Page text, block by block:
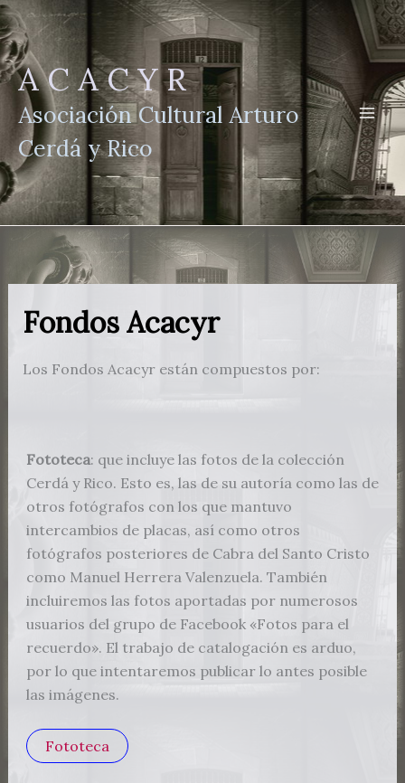
Ir
al
contenido
A C A C Y R
Asociación Cultural Arturo
Cerdá y Rico
Fondos Acacyr
Los Fondos Acacyr están compuestos por:
Fototeca: que incluye las fotos de la colección
Cerdá y Rico. Esto es, las de su autoría como las de
otros fotógrafos con los que mantuvo
intercambios de placas, así como otros
fotógrafos posteriores de Cabra del Santo Cristo
como Manuel Herrera Valenzuela. También
incluiremos las fotos aportadas por numerosos
usuarios del grupo de Facebook «Fotos para el
recuerdo». El trabajo de catalogación es arduo,
por lo que intentaremos publicar lo antes posible
las imágenes.
Fototeca